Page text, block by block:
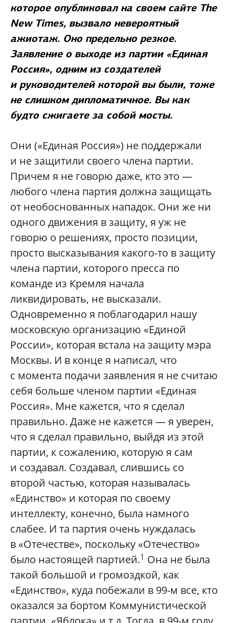
которое опубликовал на своем сайте The
New Times, вызвало невероятный
ажиотаж. Оно предельно резкое.
Заявление о выходе из партии «Единая
Россия», одним из создателей
и руководителей которой вы были, тоже
не слишком дипломатичное. Вы как
будто сжигаете за собой мосты.
Они («Единая Россия») не поддержали
и не защитили своего члена партии.
Причем я не говорю даже, кто это —
любого члена партия должна защищать
от необоснованных нападок. Они же ни
одного движения в защиту, я уж не
говорю о решениях, просто позиции,
просто высказывания какого-то в защиту
члена партии, которого пресса по
команде из Кремля начала
ликвидировать, не высказали.
Одновременно я поблагодарил нашу
московскую организацию «Единой
России», которая встала на защиту мэра
Москвы. И в конце я написал, что
с момента подачи заявления я не считаю
себя больше членом партии «Единая
Россия». Мне кажется, что я сделал
правильно. Даже не кажется — я уверен,
что я сделал правильно, выйдя из этой
партии, к сожалению, которую я сам
и создавал. Создавал, слившись со
второй частью, которая называлась
«Единство» и которая по своему
интеллекту, конечно, была намного
слабее. И та партия очень нуждалась
в «Отечестве», поскольку «Отечество»
было настоящей партией.1 Она не была
такой большой и громоздкой, как
«Единство», куда побежали в 99-м все, кто
оказался за бортом Коммунистической